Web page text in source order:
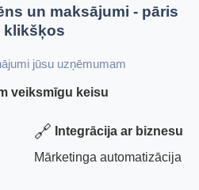
un maksājumi - pāris
klikšķos
jūsu uzņēmumam
veiksmīgu keisu
🔗 Integrācija ar biznesu
Mārketinga automatizācija